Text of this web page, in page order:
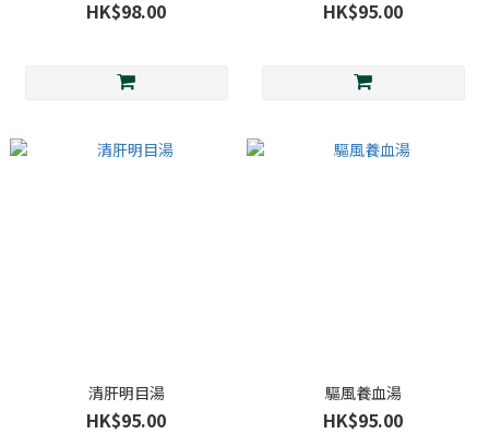
HK$98.00 HK$95.00
清肝明目湯
HK$95.00
驅風養血湯
HK$95.00